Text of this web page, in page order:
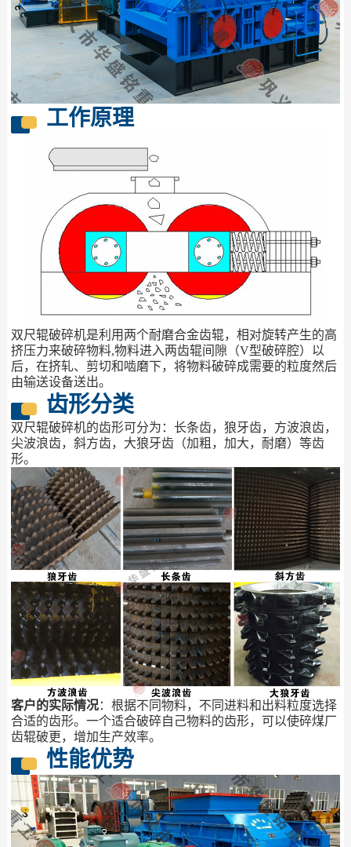
工作原理
双尺辊破碎机是利用两个耐磨合金齿辊，相对旋转产生的高
挤压力来破碎物料,物料进入两齿辊间隙（V型破碎腔）以
后，在挤轧、剪切和啮磨下，将物料破碎成需要的粒度然后
由输送设备送出。
齿形分类
双尺辊破碎机的齿形可分为：长条齿，狼牙齿，方波浪齿，
尖波浪齿，斜方齿，大狼牙齿（加粗，加大，耐磨）等齿
形。
客户的实际情况：根据不同物料，不同进料和出料粒度选择
合适的齿形。一个适合破碎自己物料的齿形，可以使碎煤厂
齿辊破更，增加生产效率。
性能优势